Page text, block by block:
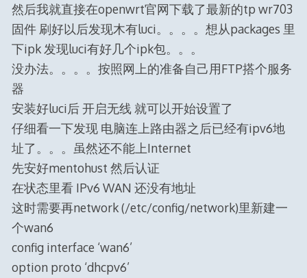
然后我就直接在openwrt官网下载了最新的tp wr703
固件 刷好以后发现木有luci。。。。想从packages 里
下ipk 发现luci有好几个ipk包。。。
没办法。。。。按照网上的准备自己用FTP搭个服务
器
安装好luci后 开启无线 就可以开始设置了
仔细看一下发现 电脑连上路由器之后已经有ipv6地
址了。。。虽然还不能上Internet
先安好mentohust 然后认证
在状态里看 IPv6 WAN 还没有地址
这时需要再network (/etc/config/network)里新建一
个wan6
config interface ‘wan6’
option proto ‘dhcpv6’